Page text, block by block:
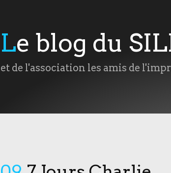
Le blog du
et de l'association les amis de